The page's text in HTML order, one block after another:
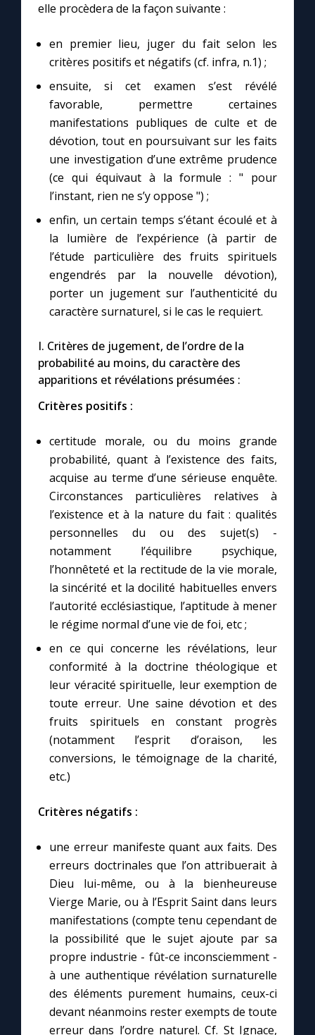
elle procèdera de la façon suivante :
en premier lieu, juger du fait selon les
critères positifs et négatifs (cf. infra, n.1) ;
ensuite, si cet examen s’est révélé
favorable, permettre certaines
manifestations publiques de culte et de
dévotion, tout en poursuivant sur les faits
une investigation d’une extrême prudence
(ce qui équivaut à la formule : " pour
l’instant, rien ne s’y oppose ") ;
enfin, un certain temps s’étant écoulé et à
la lumière de l’expérience (à partir de
l’étude particulière des fruits spirituels
engendrés par la nouvelle dévotion),
porter un jugement sur l’authenticité du
caractère surnaturel, si le cas le requiert.
I. Critères de jugement, de l’ordre de la
probabilité au moins, du caractère des
apparitions et révélations présumées :
Critères positifs :
certitude morale, ou du moins grande
probabilité, quant à l’existence des faits,
acquise au terme d’une sérieuse enquête.
Circonstances particulières relatives à
l’existence et à la nature du fait : qualités
personnelles du ou des sujet(s) -
notamment l’équilibre psychique,
l’honnêteté et la rectitude de la vie morale,
la sincérité et la docilité habituelles envers
l’autorité ecclésiastique, l’aptitude à mener
le régime normal d’une vie de foi, etc ;
en ce qui concerne les révélations, leur
conformité à la doctrine théologique et
leur véracité spirituelle, leur exemption de
toute erreur. Une saine dévotion et des
fruits spirituels en constant progrès
(notamment l’esprit d’oraison, les
conversions, le témoignage de la charité,
etc.)
Critères négatifs :
une erreur manifeste quant aux faits. Des
erreurs doctrinales que l’on attribuerait à
Dieu lui-même, ou à la bienheureuse
Vierge Marie, ou à l’Esprit Saint dans leurs
manifestations (compte tenu cependant de
la possibilité que le sujet ajoute par sa
propre industrie - fût-ce inconsciemment -
à une authentique révélation surnaturelle
des éléments purement humains, ceux-ci
devant néanmoins rester exempts de toute
erreur dans l’ordre naturel. Cf. St Ignace,